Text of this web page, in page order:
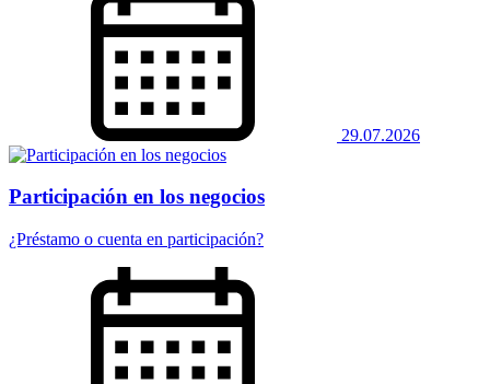
29.07.2026
Participación en los negocios
¿Préstamo o cuenta en participación?